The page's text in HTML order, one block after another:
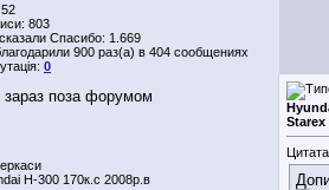
52
803
Спасибо: 1.669
900 раз(а) в 404 сообщениях
0
H-300 170к.с 2008р.в
Starex